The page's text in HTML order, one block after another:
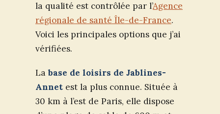
la qualité est contrôlée par l’Agence
régionale de santé Île-de-France.
Voici les principales options que j’ai
vérifiées.
Labase de loisirs de Jablines-
Annet est la plus connue. Située à
30 km à l’est de Paris, elle dispose